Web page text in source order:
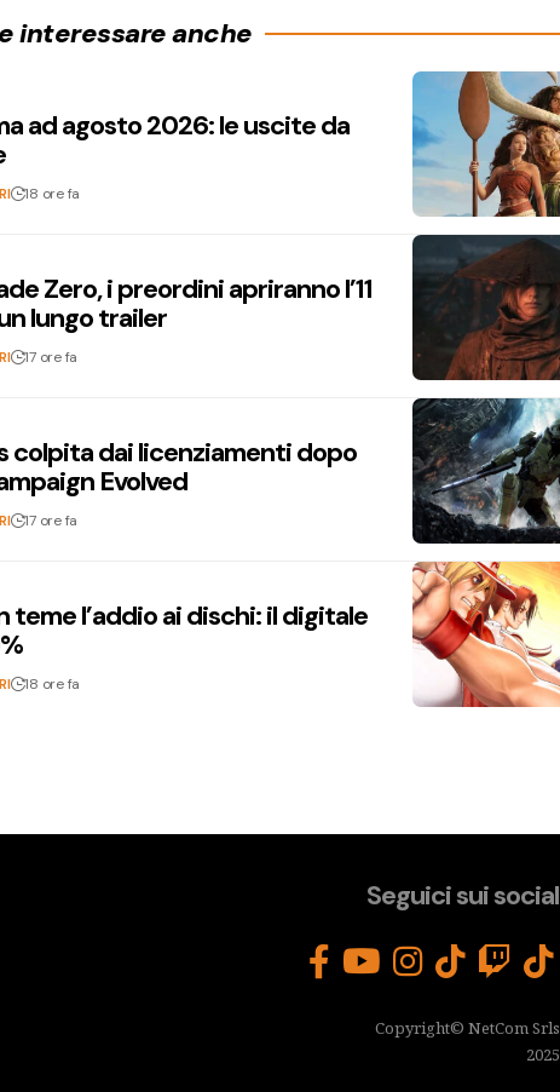
interessare anche
ad agosto 2026: le uscite da
18 ore fa
Zero, i preordini apriranno l’11
lungo trailer
17 ore fa
colpita dai licenziamenti dopo
Evolved
17 ore fa
teme l’addio ai dischi: il digitale
18 ore fa
Seguici sui social
Copyright© NetCom Srls
2025